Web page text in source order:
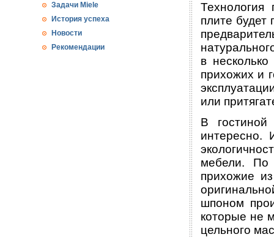
Задачи Miele
История успеха
Новости
Рекомендации
Технология
плите будет
в
прихожих и
или
В
интересно.
мебели. По
прихожие
шпоном
которые не
цельного